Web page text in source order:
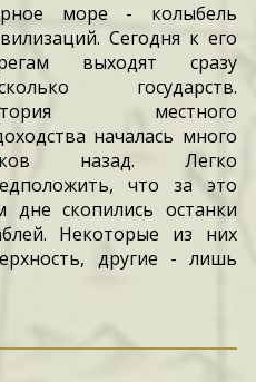
море - колыбель
Сегодня к его
выходят сразу
государств.
местного
началась много
назад. Легко
что за это
дне скопились останки
Некоторые из них
другие - лишь